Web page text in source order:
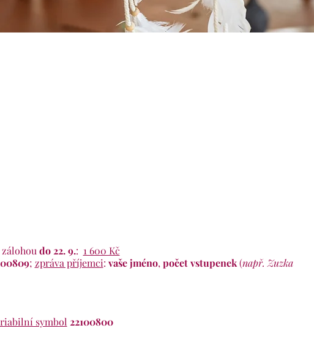
do 22. 9.: 1 600 Kč
; zpráva příjemci: vaše jméno, počet vstupenek(např. Zuzka
symbol 22100800